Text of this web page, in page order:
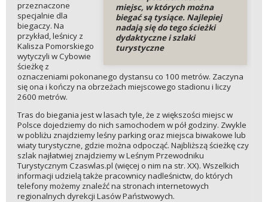
miejsc, w których można
biegać są tysiące. Najlepiej
nadają się do tego ścieżki
dydaktyczne i szlaki
turystyczne
przeznaczone
specjalnie dla
biegaczy. Na
przykład, leśnicy z
Kalisza Pomorskiego
wytyczyli w Cybowie
ścieżkę z
oznaczeniami pokonanego dystansu co 100 metrów. Zaczyna
się ona i kończy na obrzeżach miejscowego stadionu i liczy
2600 metrów.
Tras do biegania jest w lasach tyle, że z większości miejsc w
Polsce dojedziemy do nich samochodem w pół godziny. Zwykle
w pobliżu znajdziemy leśny parking oraz miejsca biwakowe lub
wiaty turystyczne, gdzie można odpocząć. Najbliższą ścieżkę czy
szlak najłatwiej znajdziemy w Leśnym Przewodniku
Turystycznym Czaswlas.pl (więcej o nim na str. XX). Wszelkich
informacji udzielą także pracownicy nadleśnictw, do których
telefony możemy znaleźć na stronach internetowych
regionalnych dyrekcji Lasów Państwowych.